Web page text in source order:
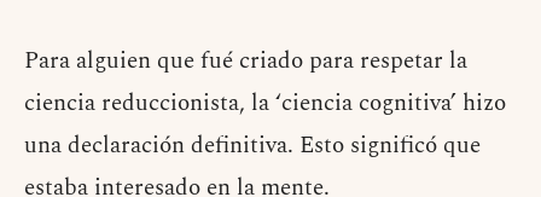
Para alguien que fué criado para respetar la
ciencia reduccionista, la ‘ciencia cognitiva’ hizo
una declaración definitiva. Esto significó que
estaba interesado en la mente.